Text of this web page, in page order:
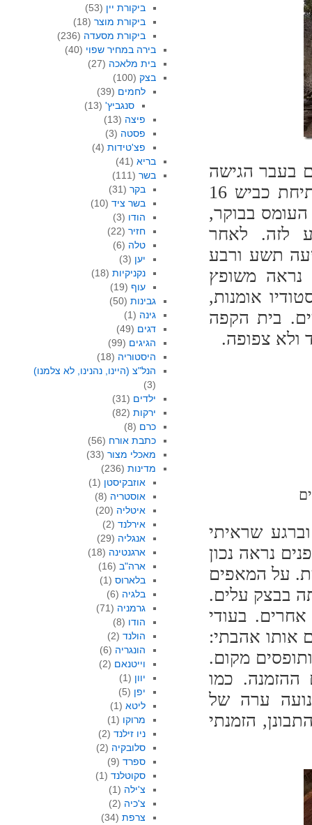
בעבר הגישה
למתחם היתה קצת מסובכת עבורי, הרי שעם פתיחת כביש 16
בבוקר,
לזה. לאחר
תשע ורבע
משופץ
אומנות,
בית הקפה
ולא צפופה.
שראיתי
נראה נכון
על המאפים
בבצק עלים.
אחרים. בעודי
אותו אהבתי:
מקום.
כמו
ערה של
הזמנתי
ביקורת יין (53)
ביקורת מוצר (18)
ביקורת מסעדה (236)
בירה במחיר שפוי (40)
בית מלאכה (27)
בצק(100)
לחמים (39)
סנגביץ'(13)
פיצה (13)
פסטה (3)
פצ'טידות (4)
בריא(41)
בשר(111)
בקר (31)
בשר ציד (10)
הודו (3)
חזיר (22)
טלה (6)
יען (3)
נקניקיות (18)
עוף (19)
גבינות(50)
גינה (1)
דגים (49)
הגיגים (99)
היסטוריה (18)
הנל"צ (היינו, נהנינו, לא צלמנו)
(3)
ילדים (31)
ירקות(82)
כרם (8)
כתבת אורח (56)
מאכלי מצור(33)
מדינות(236)
אוזבקיסטן (1)
אוסטריה (8)
איטליה (20)
אירלנד (2)
אנגליה (29)
ארגנטינה (18)
ארה"ב (16)
בלארוס (1)
בלגיה (6)
גרמניה (71)
הודו (8)
הולנד (2)
הונגריה (6)
וייטנאם (2)
יוון (1)
יפן (5)
ליטא (1)
מרוקו (1)
ניו זילנד (2)
סלובקיה (2)
ספרד (9)
סקוטלנד (1)
צ'ילה (1)
צ'כיה (2)
צרפת (34)